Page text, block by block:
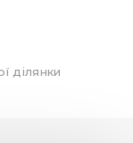
ділянки